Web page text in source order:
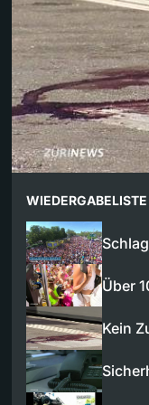
WIEDERGABELISTE
Über
Kein